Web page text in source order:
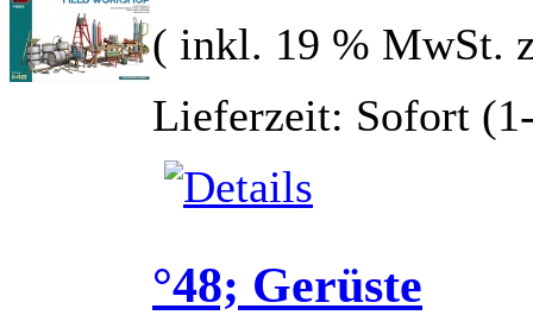
( inkl. 19 % MwSt.
Lieferzeit: Sofort
°48; Gerüste